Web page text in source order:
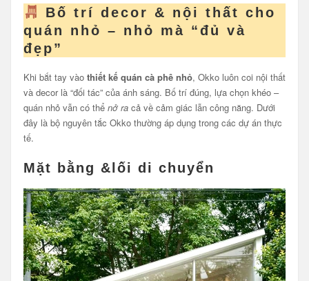
Bố trí decor & nội thất cho
quán nhỏ – nhỏ mà “đủ và
đẹp”
Khi bắt tay vào thiết kế quán cà phê nhỏ, Okko luôn coi nội thất
và decor là “đối tác” của ánh sáng. Bố trí đúng, lựa chọn khéo –
quán nhỏ vẫn có thể nở racả về cảm giác lẫn công năng. Dưới
đây là bộ nguyên tắc Okko thường áp dụng trong các dự án thực
tế.
Mặt bằng &lối di chuyển